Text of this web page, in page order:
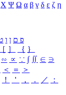
Χ Ψ Ω α β γ δ ε ζ η
פ ם ן ו
［ ］ ｛ ｝
∽ ∝ ∵ ∫ ∬ ∈ ∋
＜ ＝
＞
！ ＇ ， ． ／
：